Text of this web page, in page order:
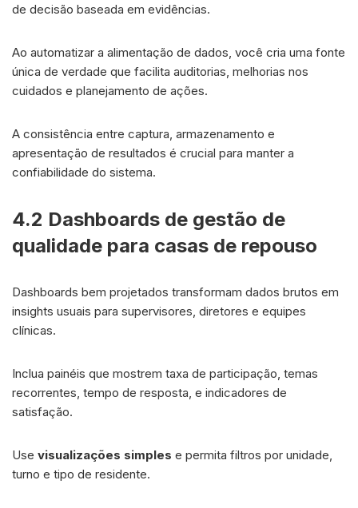
de decisão baseada em evidências.
Ao automatizar a alimentação de dados, você cria uma fonte
única de verdade que facilita auditorias, melhorias nos
cuidados e planejamento de ações.
A consistência entre captura, armazenamento e
apresentação de resultados é crucial para manter a
confiabilidade do sistema.
4.2 Dashboards de gestão de
qualidade para casas de repouso
Dashboards bem projetados transformam dados brutos em
insights usuais para supervisores, diretores e equipes
clínicas.
Inclua painéis que mostrem taxa de participação, temas
recorrentes, tempo de resposta, e indicadores de
satisfação.
Use visualizações simples e permita filtros por unidade,
turno e tipo de residente.